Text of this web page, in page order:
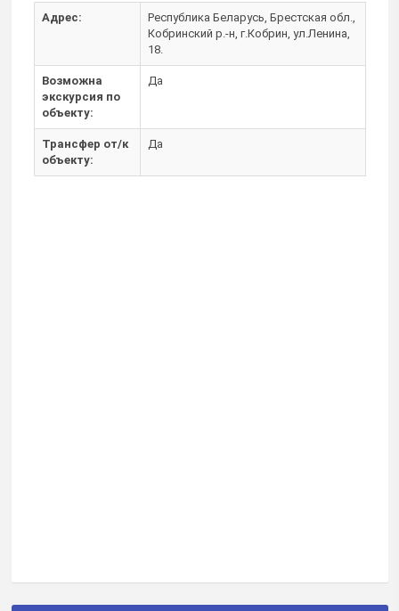
Адрес:
Республика Беларусь, Брестская обл.,
Кобринский р.-н, г.Кобрин, ул.Ленина,
18.
Возможна
экскурсия по
объекту:
Да
Трансфер от/к
объекту:
Да